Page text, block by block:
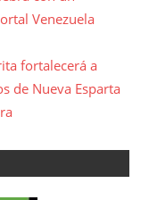
Venezuela
fortalecerá a
de Nueva Esparta